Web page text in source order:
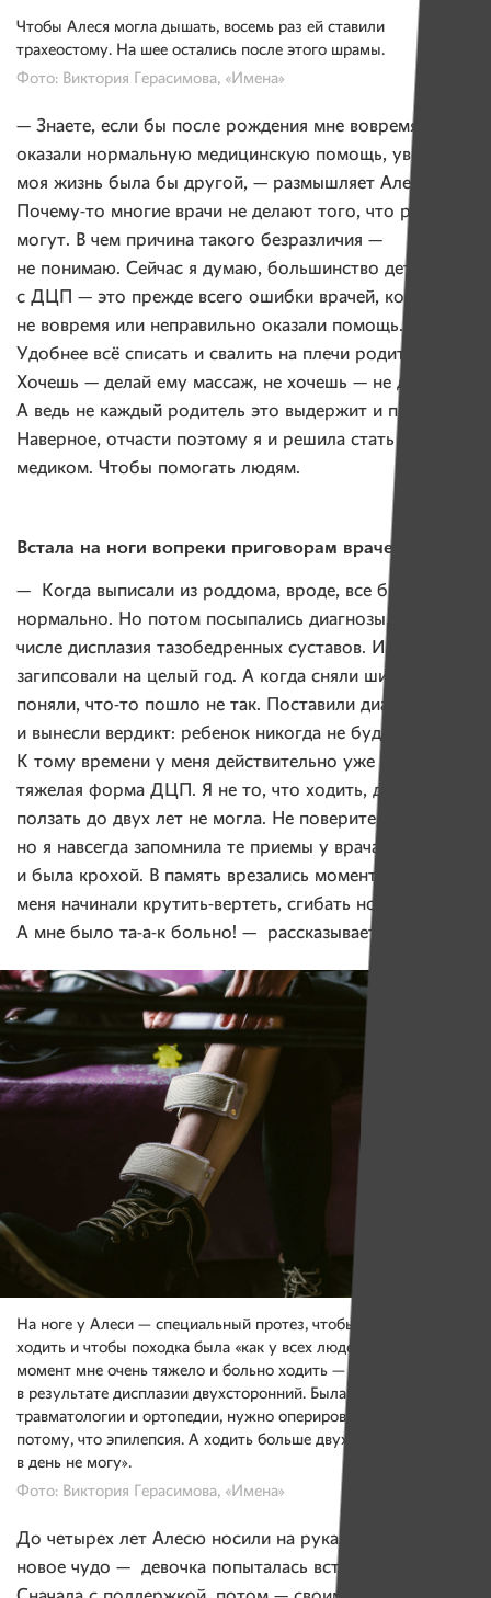
Чтобы Алеся могла дышать, восемь раз ей ставили
трахеостому. На шее остались после этого шрамы.
Фото: Виктория Герасимова, «Имена»
— Знаете, если бы после рождения мне вовремя
оказали нормальную медицинскую помощь, уверена,
моя жизнь была бы другой, — размышляет Алеся. —
Почему-то многие врачи не делают того, что реально
могут. В чем причина такого безразличия —
не понимаю. Сейчас я думаю, большинство детей
с ДЦП — это прежде всего ошибки врачей, которые
не вовремя или неправильно оказали помощь.
Удобнее всё списать и свалить на плечи родителей.
Хочешь — делай ему массаж, не хочешь — не делай.
А ведь не каждый родитель это выдержит и потянет.
Наверное, отчасти поэтому я и решила стать
медиком. Чтобы помогать людям.
Встала на ноги вопреки приговорам врачей
— Когда выписали из роддома, вроде, все было
нормально. Но потом посыпались диагнозы, в том
числе дисплазия тазобедренных суставов. И меня
загипсовали на целый год. А когда сняли шины,
поняли, что-то пошло не так. Поставили диагноз ДЦП
и вынесли вердикт: ребенок никогда не будет ходить.
К тому времени у меня действительно уже была
тяжелая форма ДЦП. Я не то, что ходить, даже
ползать до двух лет не могла. Не поверите,
но я навсегда запомнила те приемы у врача, хоть
и была крохой. В память врезались моменты, когда
меня начинали крутить-вертеть, сгибать ноги-руки.
А мне было та-а-к больно! — рассказывает девушка.
На ноге у Алеси — специальный протез, чтобы было проще
ходить и чтобы походка была «как у всех людей»: «На данный
момент мне очень тяжело и больно ходить — коксартроз
в результате дисплазии двухсторонний. Была в РНПЦ
травматологии и ортопедии, нужно оперировать, но нельзя
потому, что эпилепсия. А ходить больше двух-трех часов
в день не могу».
Фото: Виктория Герасимова, «Имена»
До четырех лет Алесю носили на руках. Но случилось
новое чудо — девочка попыталась встать на ноги.